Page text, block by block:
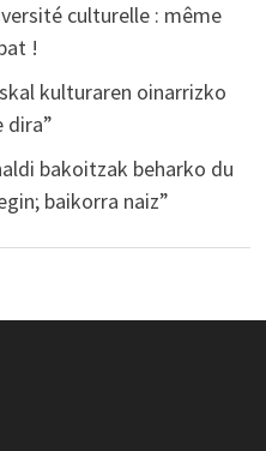
culturelle : même
!
kulturaren oinarrizko
dira”
bakoitzak beharko du
baikorra naiz”